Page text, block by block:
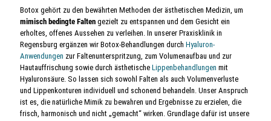
Botox gehört zu den bewährten Methoden der ästhetischen Medizin, um
mimisch bedingte Falten gezielt zu entspannen und dem Gesicht ein
erholtes, offenes Aussehen zu verleihen. In unserer Praxisklinik in
Regensburg ergänzen wir Botox-Behandlungen durch Hyaluron-
Anwendungen zur Faltenunterspritzung, zum Volumenaufbau und zur
Hautauffrischung sowie durch ästhetische Lippenbehandlungen mit
Hyaluronsäure. So lassen sich sowohl Falten als auch Volumenverluste
und Lippenkonturen individuell und schonend behandeln. Unser Anspruch
ist es, die natürliche Mimik zu bewahren und Ergebnisse zu erzielen, die
frisch, harmonisch und nicht „gemacht“ wirken. Grundlage dafür ist unsere